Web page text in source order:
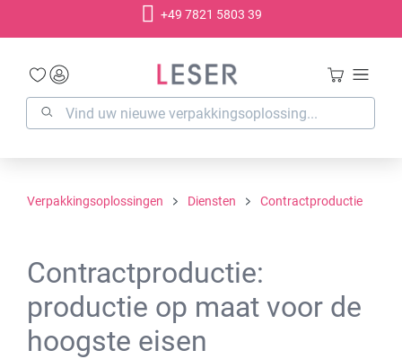
+49 7821 5803 39
Verpakkingsoplossingen Diensten Contractproductie
Contractproductie:
productie op maat voor de
hoogste eisen